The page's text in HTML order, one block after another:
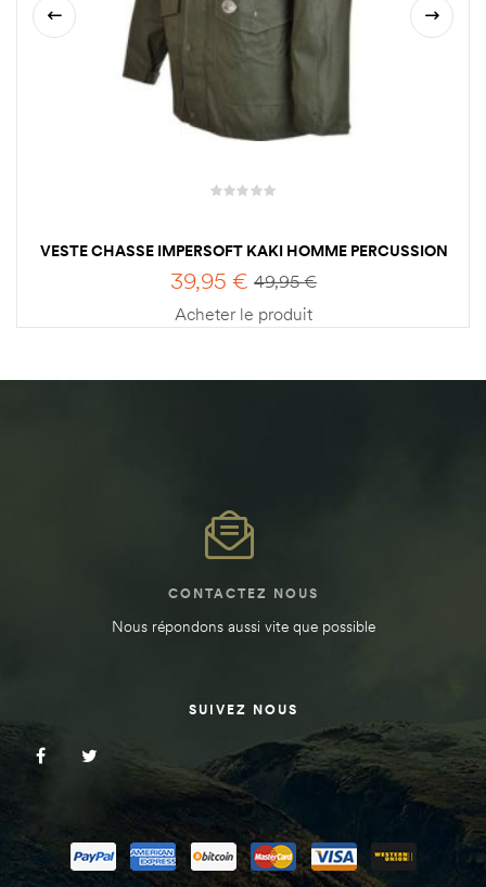
VESTE CHASSE IMPERSOFT KAKI HOMME PERCUSSION
49,95€
39,95 €
Acheter le produit
CONTACTEZ NOUS
Nous répondons aussi vite que possible
SUIVEZ NOUS